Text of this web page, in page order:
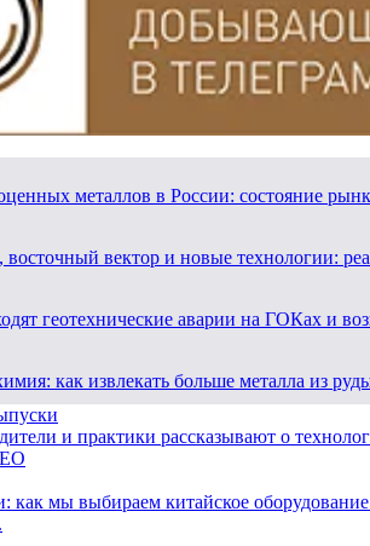
металлов в России: состояние
вектор и новые технологии:
геотехнические аварии на ГОКах и
как извлекать больше металла из
и практики рассказывают о
мы выбираем китайское